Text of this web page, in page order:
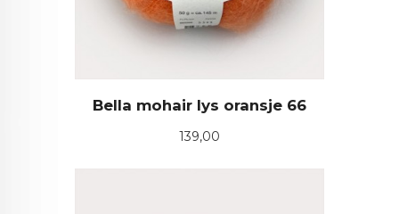
Bella mohair lys oransje 66
Pris
139,00